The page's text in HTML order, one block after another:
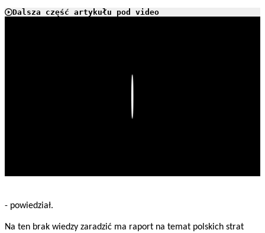
Dalsza część artykułu pod video
- powiedział.
Na ten brak wiedzy zaradzić ma raport na temat polskich strat